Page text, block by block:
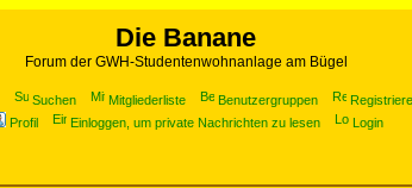
Die Banane
Forum der GWH-Studentenwohnanlage am Bügel
Suchen Mitgliederliste Benutzergruppen
Profil
Einloggen, um private Nachrichten zu lesen Login